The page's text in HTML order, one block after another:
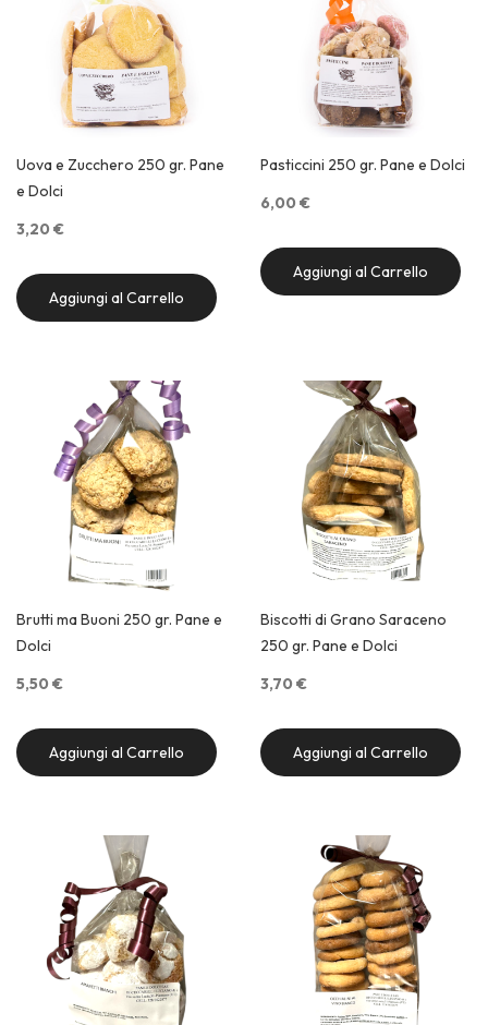
Uova e Zucchero 250 gr. Pane
e Dolci
3,20 €
Aggiungi al Carrello
Pasticcini 250 gr. Pane e Dolci
6,00 €
Aggiungi al Carrello
Brutti ma Buoni 250 gr. Pane e
Dolci
5,50 €
Aggiungi al Carrello
Biscotti di Grano Saraceno
250 gr. Pane e Dolci
3,70 €
Aggiungi al Carrello